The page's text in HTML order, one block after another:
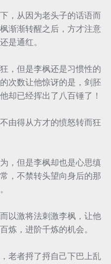
，从因为老头子的话语而
渐渐转醒之后，方才注意
是通红。
，但是李枫还是习惯性的
次数让他惊讶的是，剑胚
却已经挥出了八百锤了！
由得从方才的愤怒转而狂
，但是李枫却也是心思缜
，不禁转头望向身后的那
以激将法刺激李枫，让他
炼，进阶千炼的机会。
老者捋了捋自己下巴上乱